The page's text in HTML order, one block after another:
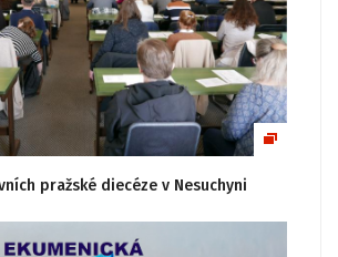
pražské diecéze v Nesuchyni